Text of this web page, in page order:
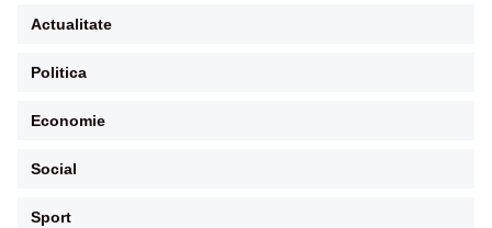
Actualitate
Politica
Economie
Social
Sport